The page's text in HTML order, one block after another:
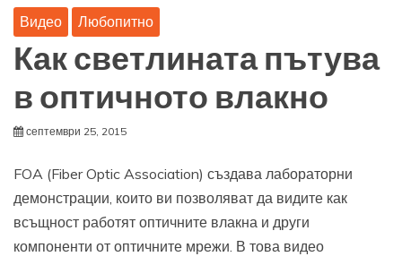
Видео Любопитно
Как светлината пътува
в оптичното влакно
септември 25, 2015
FOA (Fiber Optic Association) създава лабораторни
демонстрации, които ви позволяват да видите как
всъщност работят оптичните влакна и други
компоненти от оптичните мрежи. В това видео